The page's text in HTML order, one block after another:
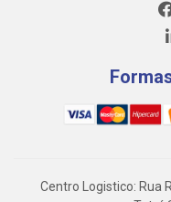
Centro Logistico: Rua